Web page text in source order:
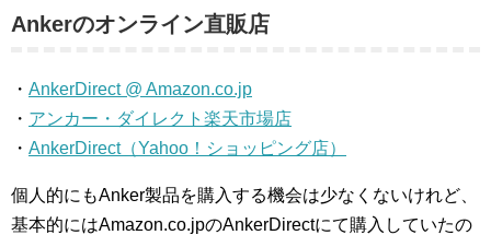
Ankerのオンライン直販店
・ AnkerDirect @ Amazon.co.jp
・ アンカー・ダイレクト楽天市場店
・ AnkerDirect（Yahoo！ショッピング店）
個人的にもAnker製品を購入する機会は少なくないけれど、
基本的にはAmazon.co.jpのAnkerDirectにて購入していたの